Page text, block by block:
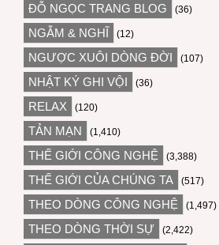
ĐỖ NGỌC TRANG BLOG (36)
NGẪM & NGHĨ (12)
NGƯỢC XUÔI DÒNG ĐỜI (107)
NHẬT KÝ GHI VỘI (36)
RELAX (120)
TẢN MẠN (1,410)
THẾ GIỚI CÔNG NGHỆ (3,388)
THẾ GIỚI CỦA CHÚNG TA (517)
THEO DÒNG CÔNG NGHỆ (1,497)
THEO DÒNG THỜI SỰ (2,422)